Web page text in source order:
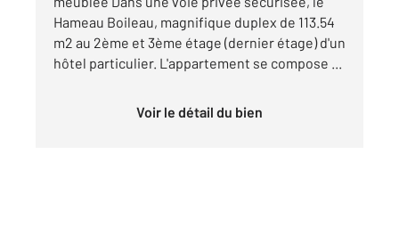
Hameau Boileau, magnifique duplex de 113.54
m2 au 2ème et 3ème étage (dernier étage) d'un
hôtel particulier. L'appartement se compose ...
Voir le détail du bien